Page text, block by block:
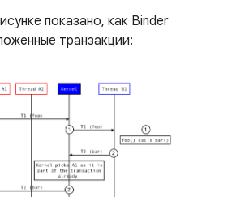
показано, как Binder
транзакции: